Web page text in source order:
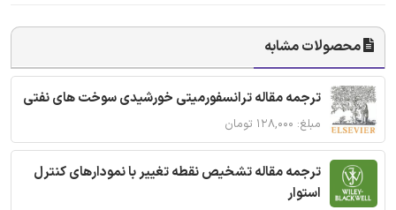
محصولات مشابه
ترجمه مقاله ترانسفورمیتی خورشیدی سوخت های نفتی
مبلغ: ۱۲۸,۰۰۰ تومان
ترجمه مقاله تشخیص نقطه تغییر با نمودارهای کنترل
استوار